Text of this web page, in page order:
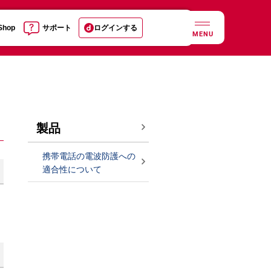
サポート ログインする
MENU
製品
携帯電話の電波防護への
適合性について